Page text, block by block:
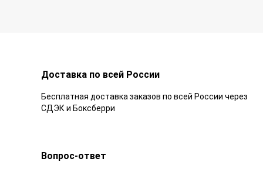
Доставка по всей России
Бесплатная доставка заказов по всей России через
СДЭК и Боксберри
Вопрос-ответ